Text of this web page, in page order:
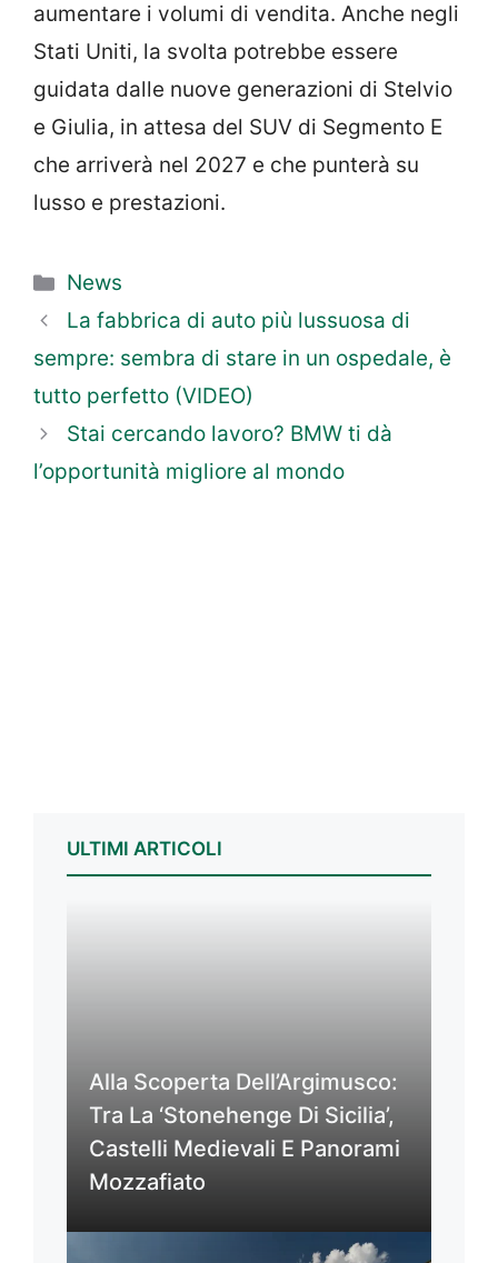
aumentare i volumi di vendita. Anche negli
Stati Uniti, la svolta potrebbe essere
guidata dalle nuove generazioni di Stelvio
e Giulia, in attesa del SUV di Segmento E
che arriverà nel 2027 e che punterà su
lusso e prestazioni.
Categorie
News
La fabbrica di auto più lussuosa di
sempre: sembra di stare in un ospedale, è
tutto perfetto (VIDEO)
Stai cercando lavoro? BMW ti dà
l’opportunità migliore al mondo
ULTIMI ARTICOLI
Alla Scoperta Dell’Argimusco:
Tra La ‘Stonehenge Di Sicilia’,
Castelli Medievali E Panorami
Mozzafiato